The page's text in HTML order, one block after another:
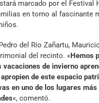
marcado por el
en torno al fascinante
del Río Zañartu,
del recinto. «Hemos
de invierno
de este espacio
en uno de los lugares
«, comentó.